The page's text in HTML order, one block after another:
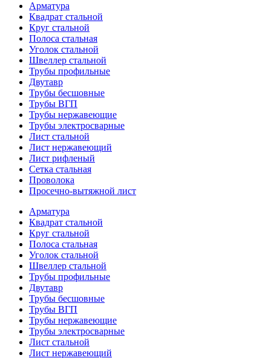
Арматура
Квадрат стальной
Круг стальной
Полоса стальная
Уголок стальной
Швеллер стальной
Трубы профильные
Двутавр
Трубы бесшовные
Трубы ВГП
Трубы нержавеющие
Трубы электросварные
Лист стальной
Лист нержавеющий
Лист рифленый
Сетка стальная
Проволока
Просечно-вытяжной лист
Арматура
Квадрат стальной
Круг стальной
Полоса стальная
Уголок стальной
Швеллер стальной
Трубы профильные
Двутавр
Трубы бесшовные
Трубы ВГП
Трубы нержавеющие
Трубы электросварные
Лист стальной
Лист нержавеющий